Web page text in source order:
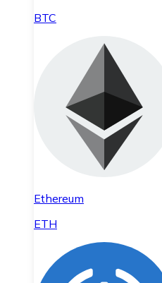
BTC
Ethereum
ETH